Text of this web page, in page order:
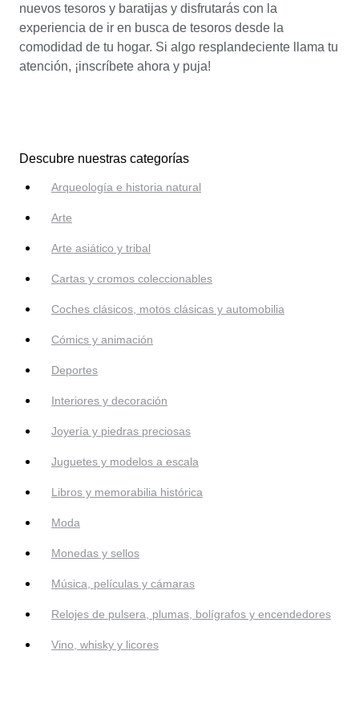
nuevos tesoros y baratijas y disfrutarás con la
experiencia de ir en busca de tesoros desde la
comodidad de tu hogar. Si algo resplandeciente llama tu
atención, ¡inscríbete ahora y puja!
Descubre nuestras categorías
Arqueología e historia natural
Arte
Arte asiático y tribal
Cartas y cromos coleccionables
Coches clásicos, motos clásicas y automobilia
Cómics y animación
Deportes
Interiores y decoración
Joyería y piedras preciosas
Juguetes y modelos a escala
Libros y memorabilia histórica
Moda
Monedas y sellos
Música, películas y cámaras
Relojes de pulsera, plumas, bolígrafos y encendedores
Vino, whisky y licores